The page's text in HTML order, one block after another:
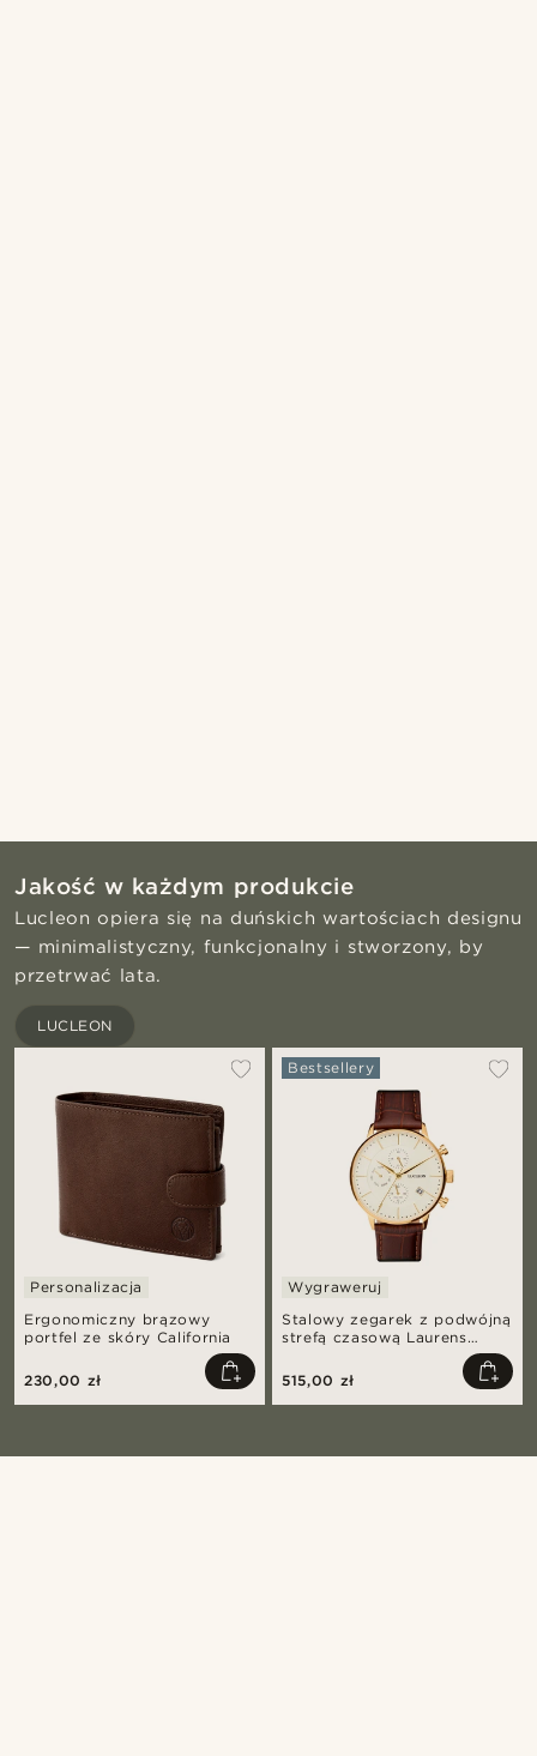
Jakość w każdym produkcie
Lucleon opiera się na duńskich wartościach designu
— minimalistyczny, funkcjonalny i stworzony, by
przetrwać lata.
LUCLEON
Ergonomiczny brązowy
portfel ze skóry California
Personalizacja
230,00 zł
Stalowy zegarek z podwójną
strefą czasową Laurens
Bestsellery
Wygraweruj
515,00 zł